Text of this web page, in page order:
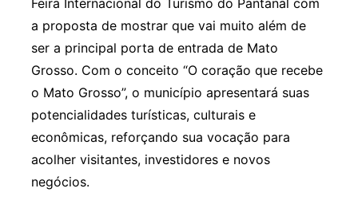
a proposta de mostrar que vai muito além de
ser a principal porta de entrada de Mato
Grosso. Com o conceito “O coração que recebe
o Mato Grosso”, o município apresentará suas
potencialidades turísticas, culturais e
econômicas, reforçando sua vocação para
acolher visitantes, investidores e novos
negócios.